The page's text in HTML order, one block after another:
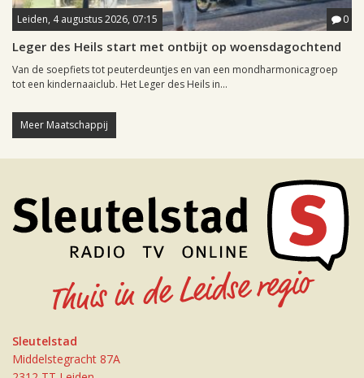
Leiden, 4 augustus 2026, 07:15 0
Leger des Heils start met ontbijt op woensdagochtend
Van de soepfiets tot peuterdeuntjes en van een mondharmonicagroep
tot een kindernaaiclub. Het Leger des Heils in...
Meer Maatschappij
Sleutelstad
Middelstegracht 87A